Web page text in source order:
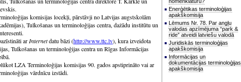
komisijas locekļi, pārstāvji no Latvijas augstskolām
Tulkošanas un terminoloģijas centra, dažādu institūtu un
ar Internetdatu bāzi (http://www.ttc.lv), kura izveidota
Tulkošanas un terminoloģijas centra un Rīgas Informācijas
LZA Terminoloģijas komisijas 90. gados apstiprināto vai ar
vārdnīcu izstādi.
Enerģētikas terminoloģijas
apakškomisija
Lēmums Nr. 78. Par angļu
valodas apzīmējuma “park &
ride” atveidi latviešu valodā
Juridiskās terminoloģijas
apakškomisija
Informācijas un
dokumentācijas terminoloģijas
apakškomisija